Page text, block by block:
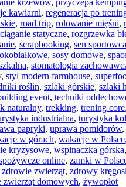
kawiarni, regeneracja po
, road trip, rolowanie mięśni,
statyczne, rozgrzewka
, scrapbooking, sen sportowca
, sosy domowe,
, stomatologia
, styl modern farmhouse,
roślin, szlaki górskie, szlaki
event, techniki
naturalny, trekking, trening core,
industrialna, turystyka
papryki, uprawa pomidorów,
w górach, wakacje w Polsce,
kryzysowe, wspinaczka górska,
online, zamki w
zdrowie zwierząt, zdrowy
zwierząt domowych, żywopłot